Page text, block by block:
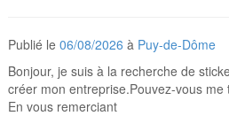
Publié le06/08/2026 à Puy-de-Dôme
Bonjour, je suis à la recherche de
créer mon entreprise.Pouvez-vous me
En vous remerciant